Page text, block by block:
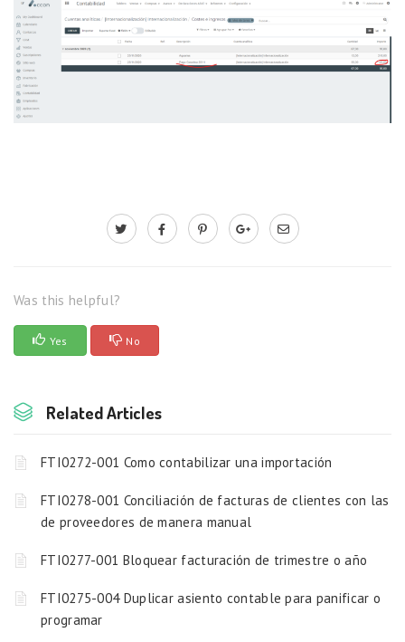
Was this helpful?
Yes No
Related Articles
FTI0272-001 Como contabilizar una importación
FTI0278-001 Conciliación de facturas de clientes con las
de proveedores de manera manual
FTI0277-001 Bloquear facturación de trimestre o año
FTI0275-004 Duplicar asiento contable para panificar o
programar